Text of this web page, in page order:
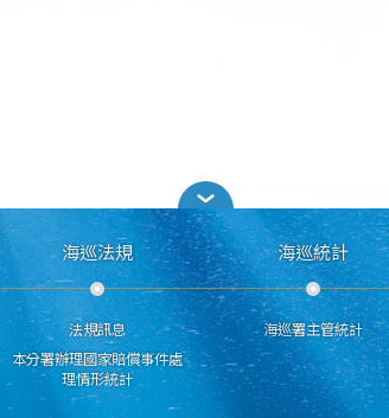
海巡法規
法規訊息
本分署辦理國家賠償事件處
理情形統計
海巡統計
海巡署主管統計